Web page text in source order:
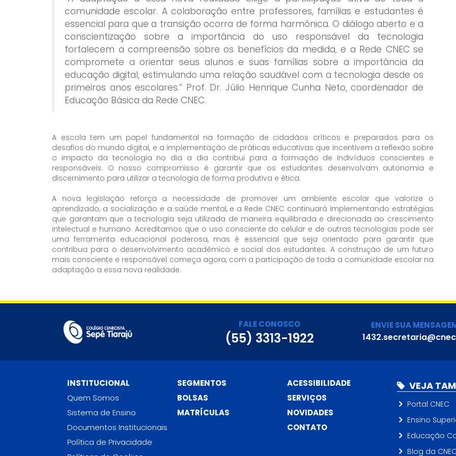
comunidade escolar. A colaboração entre professores, famílias e estudantes é
essencial para que a transição ocorra de forma harmônica. O diálogo aberto e a
conscientização sobre a importância do uso responsável da tecnologia
fortalecem a compreensão sobre os benefícios da medida, e a Rede CNEC se
compromete a orientar seus alunos e suas famílias sobre a importância da
educação digital, estimulando uma relação saudável com a tecnologia desde os
primeiros anos escolares.” Prof. Dr. Júlio Henrique Cunha Neto, coordenador de
Educação Básica da Rede CNEC.
A escola tem um papel fundamental na formação de cidadãos críticos e preparados para os
desafios do mundo digital, e a implementação de práticas educativas que incentivem a reflexão sobre
o impacto da tecnologia no dia a dia contribui para a formação de indivíduos conscientes e
responsáveis. O nosso compromisso é garantir que os estudantes desenvolvam autonomia e
discernimento para utilizar a tecnologia de forma produtiva e ética.
A nova legislação reforça a necessidade de promover um ambiente escolar que valorize o
aprendizado, a socialização e a saúde mental, e a Rede CNEC continuará implementando estratégias
que garantam que a tecnologia seja utilizada de maneira equilibrada e direcionada ao crescimento
intelectual e humano. Acreditamos que o uso consciente do celular e de outras tecnologias pode ser
uma ferramenta educacional poderosa, mas é essencial que seja orientado para garantir que
contribua para o desenvolvimento acadêmico e social dos estudantes. A construção de um futuro
mais consciente e responsável começa agora, com a participação de toda a comunidade escolar na
adaptação a essa nova realidade.
FALE CONOSCO
(55) 3313-1922
ENVIE SUA
INSTITUCIONAL
Quem Somos
Sistema de Ensino
Documentos Institucionais
Política de Privacidade
SEGMENTOS
BOLSAS
MATRÍCULAS
ACESSIBILIDADE
SERVIÇOS
NOVIDADES
CONTATO
VEJA
Portal CNEC
Ensino
Educação
Blog da CNEC